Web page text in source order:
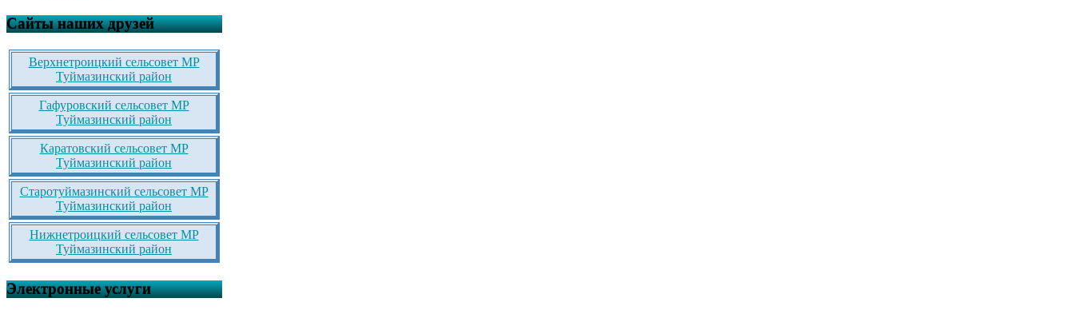
Сайты наших друзей
Верхнетроицкий сельсовет МР
Туймазинский район
Гафуровский сельсовет МР
Туймазинский район
Каратовский сельсовет МР
Туймазинский район
Старотуймазинский сельсовет МР
Туймазинский район
Нижнетроицкий сельсовет МР
Туймазинский район
Электронные услуги